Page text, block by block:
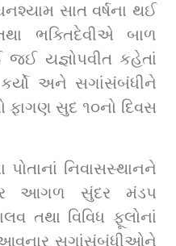
સાત વર્ષના થઈ
ભક્તિદેવીએ બાળ
યજ્ઞોપવીત કહેતાં
કર્યો અને સગાંસંબંધીને
ફાગણ સુદ ૧૦નો દિવસ
પોતાનાં નિવાસસ્થાનને
આગળ સુંદર મંડપ
તથા વિવિધ ફૂલોનાં
આવનાર સગાંસંબંધીઓને